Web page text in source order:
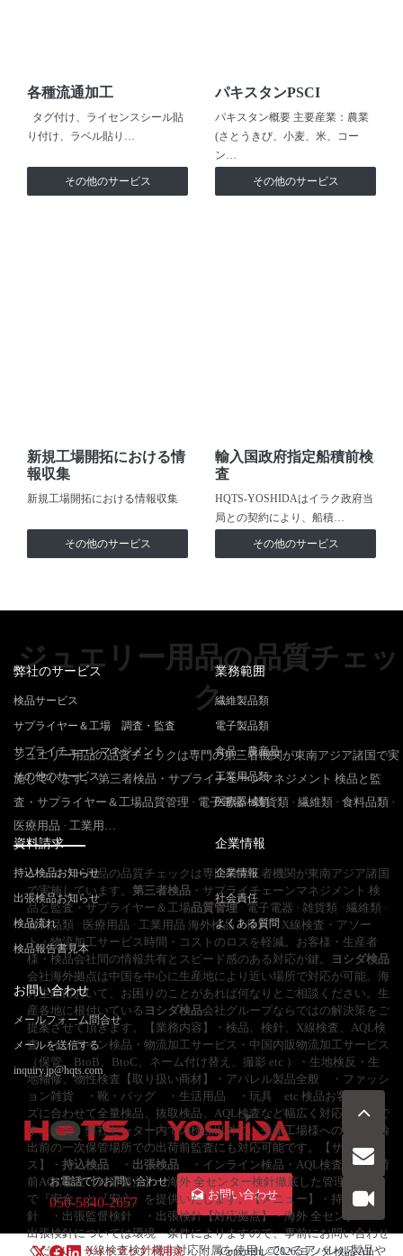
各種流通加工
タグ付け、ライセンスシール貼
り付け、ラベル貼り…
その他のサービス
パキスタンPSCI
パキスタン概要 主要産業：農業
(さとうきび、小麦、米、コー
ン…
その他のサービス
新規工場開拓における情
報収集
新規工場開拓における情報収集
その他のサービス
輸入国政府指定船積前検
査
HQTS-YOSHIDAはイラク政府当
局との契約により、船積…
その他のサービス
ジュエリー用品の品質チェッ
ク
ジュエリー用品の品質チェックは専門の第三者機関が東南アジア諸国で実
施しています。 第三者検品・サプライチェーンマネジメント 検品と監
査・サプライヤー＆工場品質管理 · 電子電器 · 雑貨類 · 繊維類 · 食料品類 ·
医療用品 · 工業用…
ジュエリー用品の品質チェックは専門の第三者機関が東南アジア諸国
で実施しています。 第三者検品 ・サプライチェーンマネジメント 検
品と監査・サプライヤー＆工場品質管理· 電子電器 · 雑貨類 · 繊維類 ·
食料品類 · 医療用品 · 工業用品 海外検品・検針・X線検査・アソー
ト・物流加工サービス時間・コストのロスを軽減。お客様・生産者
様・検品会社間の情報共有とスピード感のある対応が鍵。
ヨシダ検品
会社海外拠点は中国を中心に生産地により近い場所で対応が可能。海
外生産において、お困りのことがあれば何なりとご相談ください。生
産各地に根付いている ヨシダ検品会社グループならではの解決策をご
提案させて頂きます。【業務内容】・検品、検針、X線検査、AQL検
査、インライン検品・物流加工サービス・中国内販物流加工サービス
（保管、BtoB、BtoC、ネーム付け替え、撮影 etc ）・生地検反・生
地補修、物性検査【取り扱い商材】・アパレル製品全般 ・ファッシ
ョン雑貨 ・靴・バッグ ・生活用品 ・玩具 etc 検品お客様ニー
ズに合わせて全量検品、抜取検品、AQL検査など幅広く対応が可能で
す。また、弊社センター内での検品以外に、生産工場様への出張や輸
出前の一次保管場所での出荷前監査にも対応可能です。【サービ
ス】・ 持込検品 ・ 出張検品 ・インライン検品・AQL検査 ・出荷
前AQL検査【対応拠点】・海外 全センター検針徹底した管理体制下
で『安全』と『安心』を提供いたします。【メニュー】・持込検
針 ・出張監督検針 ・出張検針【対応拠点】・海外 全センター※
出張検針については環境・条件によりますので、事前にお問い合わせ
ください。X線検査検針機非対応附属を使用しているアパレル製品や
弊社のサービス
検品サービス
サプライヤー＆工場 調査・監査
サプライチェーンマネジメント
その他のサービス
業務範囲
繊維製品類
電子製品類
食品・農産品
工業用品類
医療器械類
資料請求
持込検品お知らせ
出張検品お知らせ
検品流れ
検品報告書見本
企業情報
企業情報
社会責任
よくある質問
お問い合わせ
メールフォーム問合せ
メールを送信する
inquiry.jp@hqts.com
お電話でのお問い合わせ
050-5840-2657
お問い合わせ
サイトマップ 利用規 Copyright ©2026ヨシダ 検品All